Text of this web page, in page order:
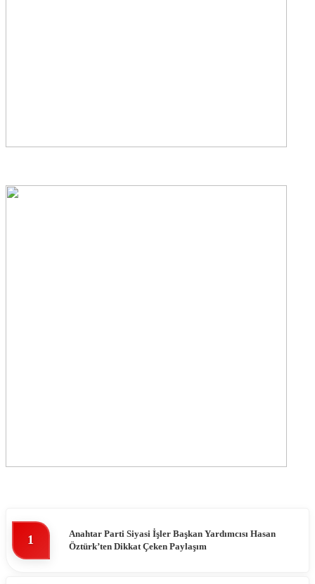
1
Anahtar Parti Siyasi İşler Başkan Yardımcısı Hasan
Öztürk’ten Dikkat Çeken Paylaşım